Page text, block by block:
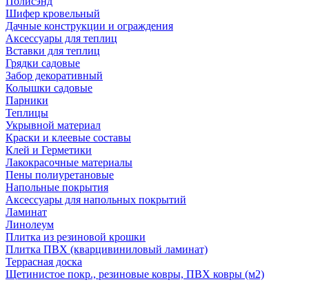
Шифер кровельный
Дачные конструкции и ограждения
Аксессуары для теплиц
Вставки для теплиц
Грядки садовые
Забор декоративный
Колышки садовые
Парники
Теплицы
Укрывной материал
Краски и клеевые составы
Клей и Герметики
Лакокрасочные материалы
Пены полиуретановые
Напольные покрытия
Аксессуары для напольных покрытий
Ламинат
Линолеум
Плитка из резиновой крошки
Плитка ПВХ (кварцивиниловый ламинат)
Террасная доска
Щетинистое покр., резиновые ковры, ПВХ ковры (м2)